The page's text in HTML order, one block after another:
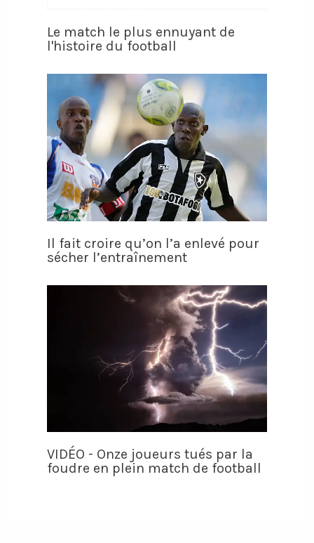
Le match le plus ennuyant de
l'histoire du football
Il fait croire qu’on l’a enlevé pour
sécher l’entraînement
VIDÉO - Onze joueurs tués par la
foudre en plein match de football